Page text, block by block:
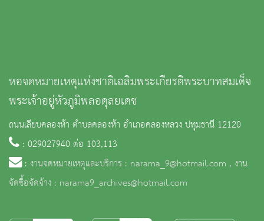
หอจดหมายเหตุแห่งชาติเฉลิมพระเกียรติพระบาทสมเด็จ
พระเจ้าอยู่หัวภูมิพลอดุลยเดช
ถนนเลียบคลองห้า ตำบลคลองห้า อำเภอคลองหลวง ปทุมธานี 12120
: 029027940 ต่อ 103,113
: งานจดหมายเหตุและบริการ : narama_9@hotmail.com , งาน
จัดซื้อจัดจ้าง : narama9_archives@hotmail.com